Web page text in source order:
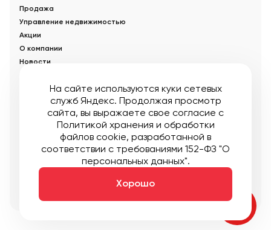
Продажа
Управление недвижимостью
Акции
О компании
Новости
© Управляющая компания «Аструм Недвижимость». 2026
Опубликованная на сайте информация носит информационный
характер и не является публичной офертой
Мы в соцсетях:
Публичная оферта
Пользовательское соглашение
Карта сайта
На сайте используются куки сетевых
служб Яндекс. Продолжая просмотр
сайта, вы выражаете свое согласие с
Политикой хранения и обработки
файлов cookie, разработанной в
соответствии с требованиями 152-ФЗ "О
персональных данных".
Хорошо